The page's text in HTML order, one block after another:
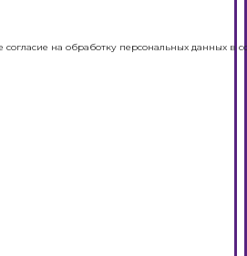
на обработку персональных данных в